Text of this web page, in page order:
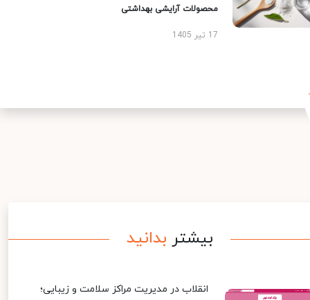
محصولات آرایشی بهداشتی
17 تیر 1405
بیشتر بدانید
انقلاب در مدیریت مراکز سلامت و زیبایی؛